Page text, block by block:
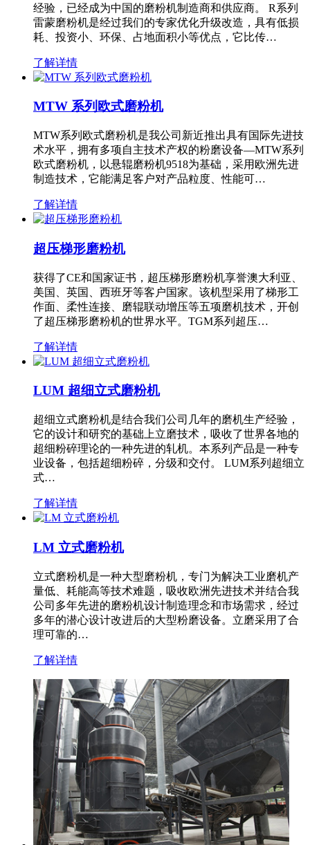
经验，已经成为中国的磨粉机制造商和供应商。 R系列
雷蒙磨粉机是经过我们的专家优化升级改造，具有低损
耗、投资小、环保、占地面积小等优点，它比传…
了解详情
MTW 系列欧式磨粉机
MTW系列欧式磨粉机是我公司新近推出具有国际先进技
术水平，拥有多项自主技术产权的粉磨设备—MTW系列
欧式磨粉机，以悬辊磨粉机9518为基础，采用欧洲先进
制造技术，它能满足客户对产品粒度、性能可…
了解详情
超压梯形磨粉机
获得了CE和国家证书，超压梯形磨粉机享誉澳大利亚、
美国、英国、西班牙等客户国家。该机型采用了梯形工
作面、柔性连接、磨辊联动增压等五项磨机技术，开创
了超压梯形磨粉机的世界水平。TGM系列超压…
了解详情
LUM 超细立式磨粉机
超细立式磨粉机是结合我们公司几年的磨机生产经验，
它的设计和研究的基础上立磨技术，吸收了世界各地的
超细粉碎理论的一种先进的轧机。本系列产品是一种专
业设备，包括超细粉碎，分级和交付。 LUM系列超细立
式…
了解详情
LM 立式磨粉机
立式磨粉机是一种大型磨粉机，专门为解决工业磨机产
量低、耗能高等技术难题，吸收欧洲先进技术并结合我
公司多年先进的磨粉机设计制造理念和市场需求，经过
多年的潜心设计改进后的大型粉磨设备。立磨采用了合
理可靠的…
了解详情